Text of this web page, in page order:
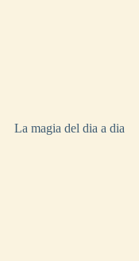
La magia del dia a dia